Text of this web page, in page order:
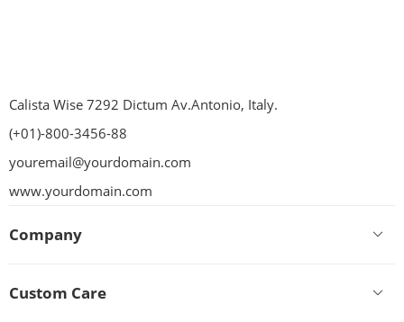
Calista Wise 7292 Dictum Av.Antonio, Italy.
(+01)-800-3456-88
youremail@yourdomain.com
www.yourdomain.com
Company
Custom Care